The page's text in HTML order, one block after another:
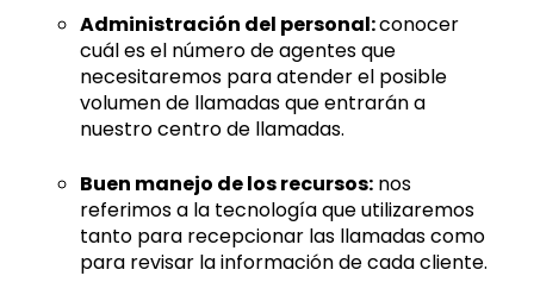
Administración del personal:conocer
cuál es el número de agentes que
necesitaremos para atender el posible
volumen de llamadas que entrarán a
nuestro centro de llamadas.
Buen manejo de los recursos: nos
referimos a la tecnología que utilizaremos
tanto para recepcionar las llamadas como
para revisar la información de cada cliente.